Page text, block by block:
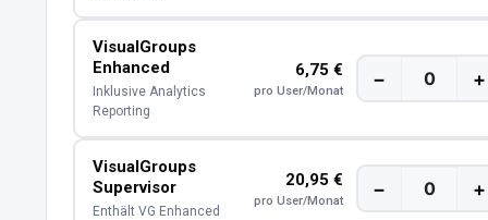
VisualGroups
Enhanced
Inklusive Analytics
Reporting
6,75 €
pro User/Monat
− +
VisualGroups
Supervisor
Enthält VG Enhanced
20,95 €
pro User/Monat
− +